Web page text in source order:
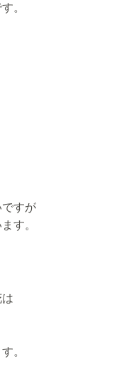
。
すが
す。
。